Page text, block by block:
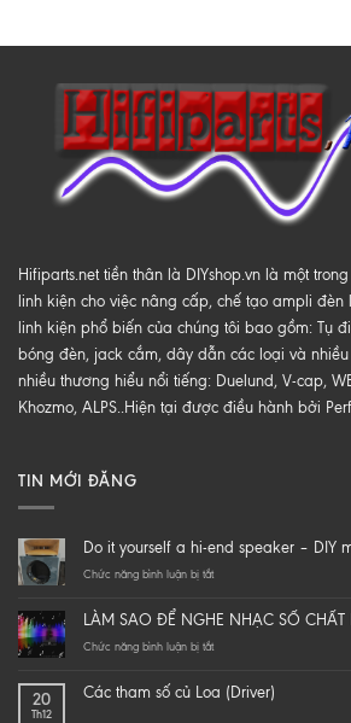
Hifiparts.net tiền thân là DIYshop.vn là một
linh kiện cho việc nâng cấp, chế tạo ampli đèn
linh kiện phổ biến của chúng tôi bao gồm: Tụ
bóng đèn, jack cắm, dây dẫn các loại và
nhiều thương hiểu nổi tiếng: Duelund, V-cap,
Khozmo, ALPS..Hiện tại được điều hành bởi
TIN MỚI ĐĂNG
Do it yourself a hi-end speaker – DIY
Chức năng bình luận bị tắtở
yourself
a
speaker
LÀM SAO ĐỂ NGHE NHẠC SỐ
Chức năng bình luận bị tắtở
ĐỂ
20
Th12
Các tham số củ Loa (Driver)